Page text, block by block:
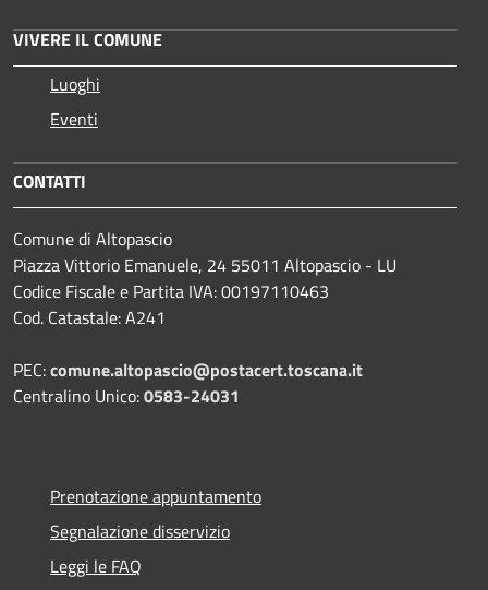
VIVERE IL COMUNE
Luoghi
Eventi
CONTATTI
Comune di Altopascio
Piazza Vittorio Emanuele, 24 55011 Altopascio - LU
Codice Fiscale e Partita IVA: 00197110463
Cod. Catastale: A241
PEC:comune.altopascio@postacert.toscana.it
Centralino Unico:0583-24031
Prenotazione appuntamento
Segnalazione disservizio
Leggi le FAQ